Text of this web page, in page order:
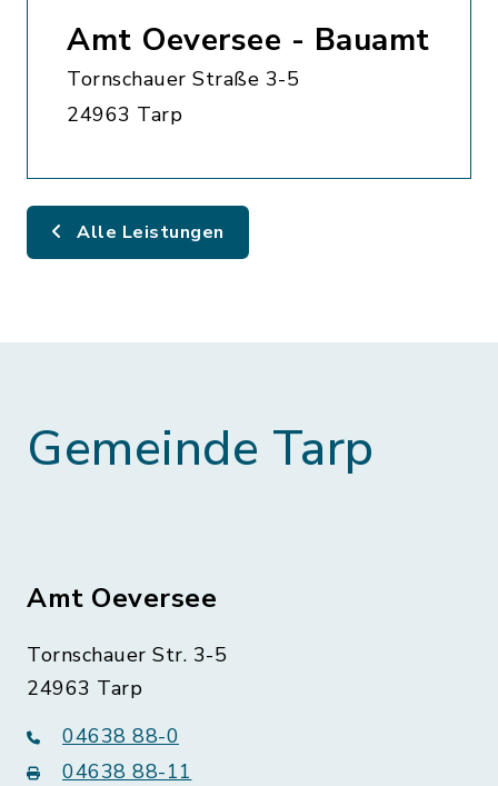
Amt Oeversee - Bauamt
Tornschauer Straße 3-5
24963 Tarp
Alle Leistungen
Gemeinde Tarp
Amt Oeversee
Tornschauer Str. 3-5
24963 Tarp
04638 88-0
04638 88-11